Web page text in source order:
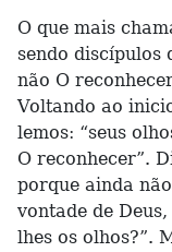
O que mais
sendo discípulos
não O
Voltando ao
lemos: “seus
O reconhecer”.
porque ainda
vontade de
lhes os olhos?”.